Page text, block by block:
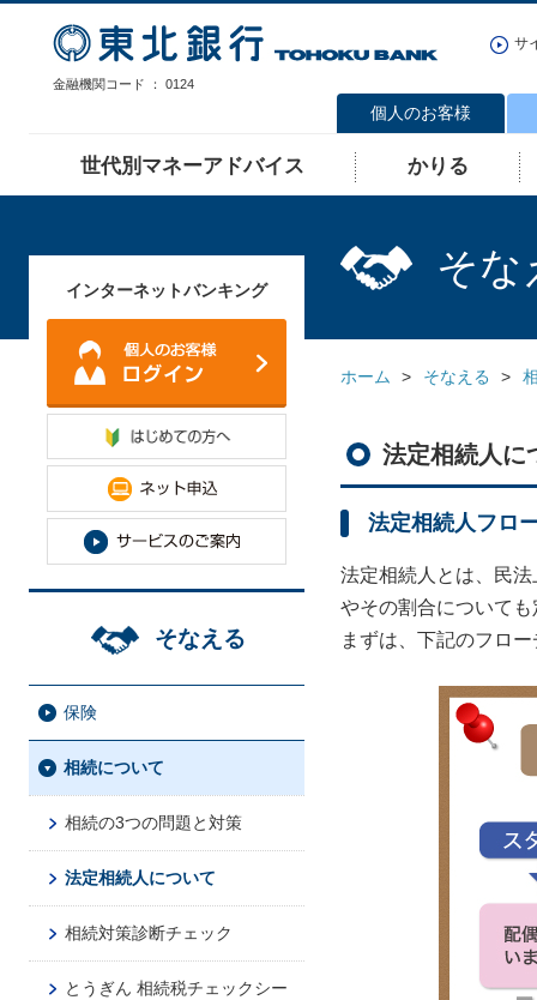
金融機関コード ： 0124
サ
個人のお客様
世代別マネーアドバイス かりる
そな
ホーム そなえる
法定相続人に
法定相続人フロ
法定相続人とは、民
やその割合について
まずは、下記のフロ
インターネットバンキング
そなえる
保険
相続について
相続の3つの問題と対策
法定相続人について
相続対策診断チェック
とうぎん 相続税チェックシー